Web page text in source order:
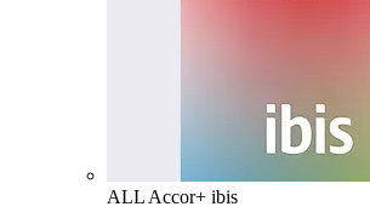
ALL Accor+ ibis